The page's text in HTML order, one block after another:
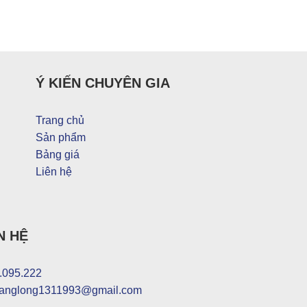
Ý KIẾN CHUYÊN GIA
Trang chủ
Sản phẩm
Bảng giá
Liên hệ
HỆ